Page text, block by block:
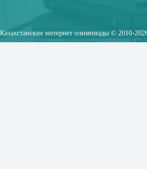
Казахстанские интернет олимпиады © 2010-